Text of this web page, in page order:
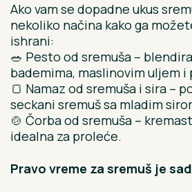
Ako vam se dopadne ukus
nekoliko načina kako ga
ishrani:
🥗 Pesto od sremuša –
bademima, maslinovim uljem i
🍞 Namaz od sremuša i sira –
seckani sremuš sa mladim
🍲 Čorba od sremuša –
idealna za proleće.
Pravo vreme za sremuš je